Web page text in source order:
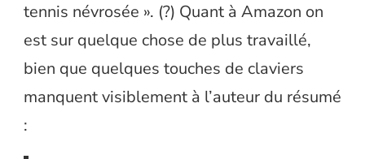
tennis névrosée ». (?) Quant à Amazon on
est sur quelque chose de plus travaillé,
bien que quelques touches de claviers
manquent visiblement à l’auteur du résumé
: